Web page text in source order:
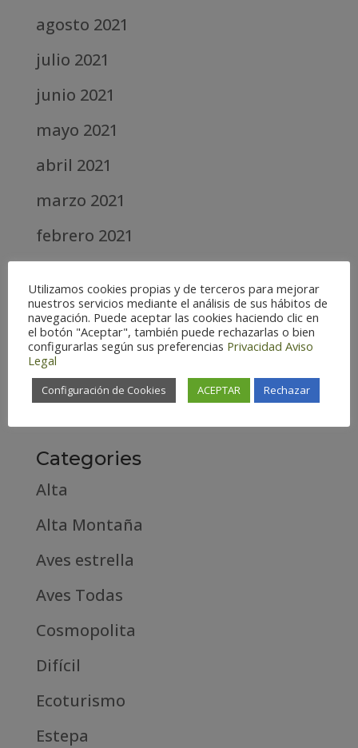
agosto 2021
julio 2021
junio 2021
mayo 2021
abril 2021
marzo 2021
febrero 2021
abril 2020
marzo 2020
febrero 2019
Categories
Alta
Alta Montaña
Aves estrella
Aves Todas
Cosmopolita
Difícil
Ecoturismo
Estepa
Utilizamos cookies propias y de terceros para mejorar
nuestros servicios mediante el análisis de sus hábitos de
navegación. Puede aceptar las cookies haciendo clic en
el botón "Aceptar", también puede rechazarlas o bien
configurarlas según sus preferencias Privacidad Aviso
Legal
Configuración de Cookies ACEPTAR Rechazar